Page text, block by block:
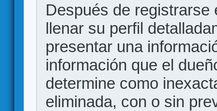
Después de registrarse
llenar su perfil
presentar una
información que el
determine como
eliminada, con o sin